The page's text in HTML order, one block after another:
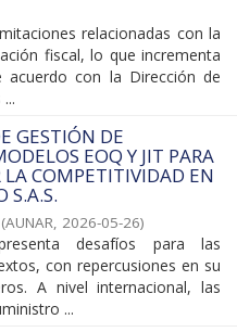
relacionadas con la
fiscal, lo que incrementa
acuerdo con la Dirección de
GESTIÓN DE
EOQ Y JIT PARA
LA COMPETITIVIDAD EN
S.A.S.
(AUNAR, 2026-05-26)
desafíos para las
con repercusiones en su
A nivel internacional, las
...